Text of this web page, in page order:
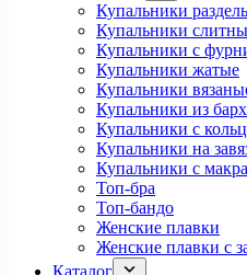
Купальники
Купальники
Купальники с
Купальники жатые
Купальники
Купальники из
Купальники с
Купальники на
Купальники с
Топ-бра
Топ-бандо
Женские плавки
Женские плавки с
Каталог